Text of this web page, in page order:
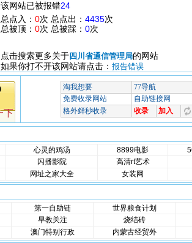
该网站已被报错24
总点入： 0次 总点出： 4435次
总被顶： 0次 总被踩： 0次
点击搜索更多关于 四川省通信管理局的网站
如果你打不开该网站请点击： 报告错误
心灵的鸡汤 8899电影
闪播影院
高清rt艺术
网址之家大全 女装网
第一自助链
世界粮食计划
早教关注
烧结砖
澳门特别行政 内蒙古经贸外